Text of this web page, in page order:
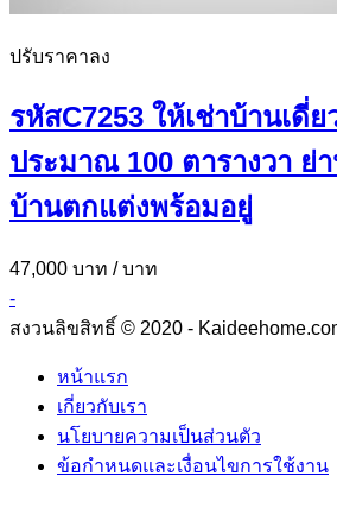
ปรับราคาลง
รหัสC7253 ให้เช่าบ้านเดี่
ประมาณ 100 ตารางวา ย่
บ้านตกแต่งพร้อมอยู่
47,000 บาท / บาท
-
สงวนลิขสิทธิ์ © 2020 -
หน้าแรก
เกี่ยวกับเรา
นโยบายความเป็นส่วนตัว
ข้อกำหนดและเงื่อนไขการใช้งาน